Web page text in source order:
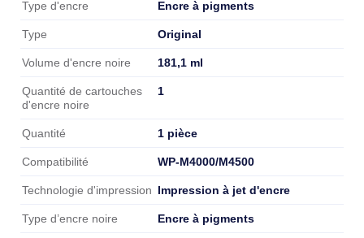
Type d'encre Encre à pigments
Type Original
Volume d'encre noire 181,1 ml
Quantité de cartouches
d'encre noire
1
Quantité 1 pièce
Compatibilité WP-M4000/M4500
Technologie d'impression Impression à jet d'encre
Type d’encre noire Encre à pigments